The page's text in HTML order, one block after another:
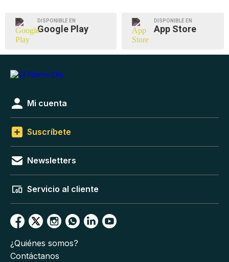
DISPONIBLE EN
Google Play
DISPONIBLE EN
App Store
Mi cuenta
Suscríbete
Newsletters
Servicio al cliente
¿Quiénes somos?
Contáctanos